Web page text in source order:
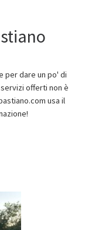
per dare un po' di
offerti non è
usa il